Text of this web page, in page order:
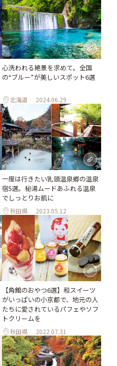
心洗われる絶景を求めて。全国
の“ブルー”が美しいスポット6選
北海道 2024.06.29
一度は行きたい乳頭温泉郷の温泉
宿5選。秘湯ムードあふれる温泉
でしっとりお肌に
秋田県 2023.05.12
【角館のおやつ6選】和スイーツ
がいっぱいの小京都で、地元の人
たちに愛されているパフェやソフ
トクリームを
秋田県 2022.07.31